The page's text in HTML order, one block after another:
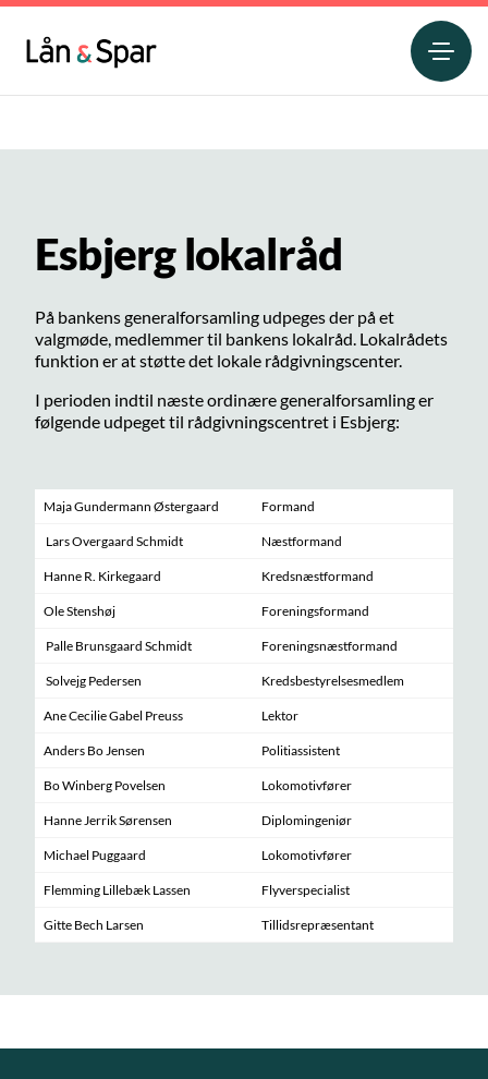
Esbjerg lokalråd
På bankens generalforsamling udpeges der på et
valgmøde, medlemmer til bankens lokalråd. Lokalrådets
funktion er at støtte det lokale rådgivningscenter.
I perioden indtil næste ordinære generalforsamling er
følgende udpeget til rådgivningscentret i Esbjerg:
Maja Gundermann Østergaard Formand
Lars Overgaard Schmidt Næstformand
Hanne R. Kirkegaard Kredsnæstformand
Ole Stenshøj Foreningsformand
Palle Brunsgaard Schmidt Foreningsnæstformand
Solvejg Pedersen Kredsbestyrelsesmedlem
Ane Cecilie Gabel Preuss Lektor
Anders Bo Jensen Politiassistent
Bo Winberg Povelsen Lokomotivfører
Hanne Jerrik Sørensen Diplomingeniør
Michael Puggaard Lokomotivfører
Flemming Lillebæk Lassen Flyverspecialist
Gitte Bech Larsen Tillidsrepræsentant